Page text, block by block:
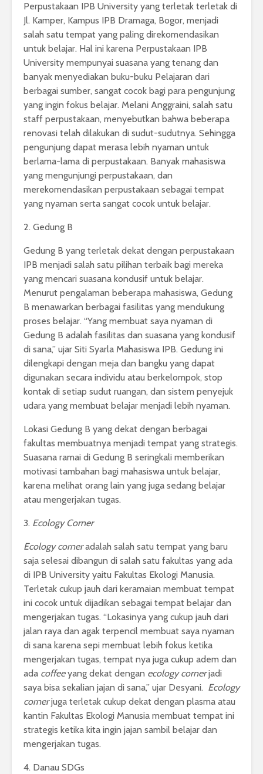
Perpustakaan IPB University yang terletak terletak di
Jl. Kamper, Kampus IPB Dramaga, Bogor, menjadi
salah satu tempat yang paling direkomendasikan
untuk belajar. Hal ini karena Perpustakaan IPB
University mempunyai suasana yang tenang dan
banyak menyediakan buku-buku Pelajaran dari
berbagai sumber, sangat cocok bagi para pengunjung
yang ingin fokus belajar. Melani Anggraini, salah satu
staff perpustakaan, menyebutkan bahwa beberapa
renovasi telah dilakukan di sudut-sudutnya. Sehingga
pengunjung dapat merasa lebih nyaman untuk
berlama-lama di perpustakaan. Banyak mahasiswa
yang mengunjungi perpustakaan, dan
merekomendasikan perpustakaan sebagai tempat
yang nyaman serta sangat cocok untuk belajar.
2. Gedung B
Gedung B yang terletak dekat dengan perpustakaan
IPB menjadi salah satu pilihan terbaik bagi mereka
yang mencari suasana kondusif untuk belajar.
Menurut pengalaman beberapa mahasiswa, Gedung
B menawarkan berbagai fasilitas yang mendukung
proses belajar. “Yang membuat saya nyaman di
Gedung B adalah fasilitas dan suasana yang kondusif
di sana,” ujar Siti Syarla Mahasiswa IPB. Gedung ini
dilengkapi dengan meja dan bangku yang dapat
digunakan secara individu atau berkelompok, stop
kontak di setiap sudut ruangan, dan sistem penyejuk
udara yang membuat belajar menjadi lebih nyaman.
Lokasi Gedung B yang dekat dengan berbagai
fakultas membuatnya menjadi tempat yang strategis.
Suasana ramai di Gedung B seringkali memberikan
motivasi tambahan bagi mahasiswa untuk belajar,
karena melihat orang lain yang juga sedang belajar
atau mengerjakan tugas.
3. Ecology Corner
Ecology corneradalah salah satu tempat yang baru
saja selesai dibangun di salah satu fakultas yang ada
di IPB University yaitu Fakultas Ekologi Manusia.
Terletak cukup jauh dari keramaian membuat tempat
ini cocok untuk dijadikan sebagai tempat belajar dan
mengerjakan tugas. “Lokasinya yang cukup jauh dari
jalan raya dan agak terpencil membuat saya nyaman
di sana karena sepi membuat lebih fokus ketika
mengerjakan tugas, tempat nya juga cukup adem dan
ada coffeeyang dekat dengan ecology cornerjadi
saya bisa sekalian jajan di sana,” ujar Desyani. Ecology
cornerjuga terletak cukup dekat dengan plasma atau
kantin Fakultas Ekologi Manusia membuat tempat ini
strategis ketika kita ingin jajan sambil belajar dan
mengerjakan tugas.
4. Danau SDGs